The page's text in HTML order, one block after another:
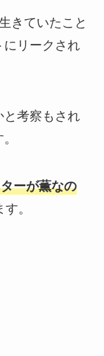
きていたこと
にリークされ
と考察もされ
ーが薫なの
。